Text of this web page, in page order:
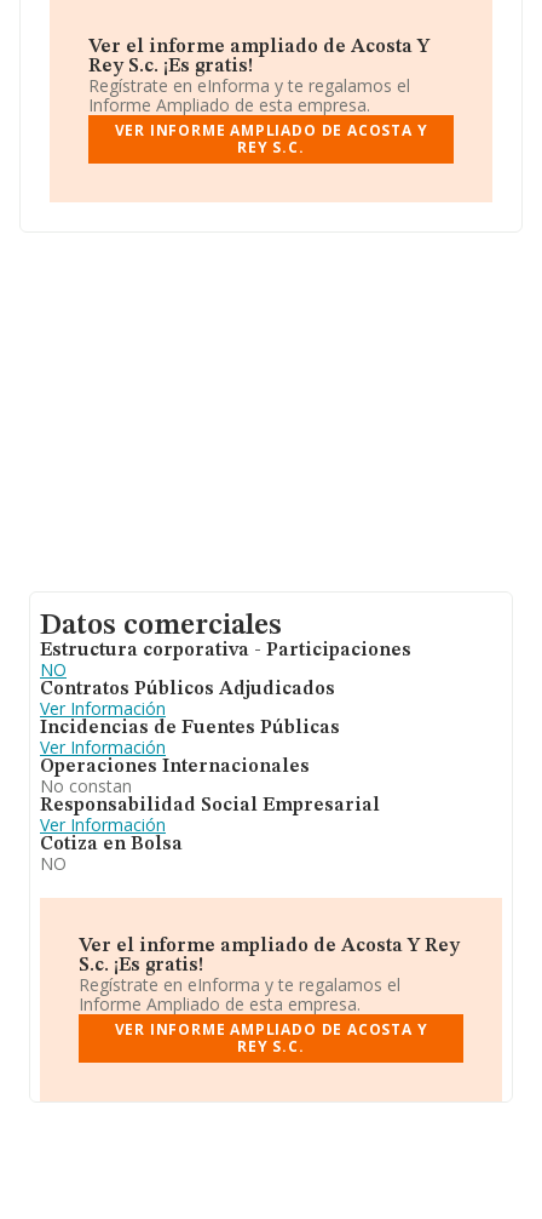
Ver el informe ampliado de Acosta Y
Rey S.c. ¡Es gratis!
Regístrate en eInforma y te regalamos el
Informe Ampliado de esta empresa.
VER INFORME AMPLIADO DE ACOSTA Y
REY S.C.
Datos comerciales
Estructura corporativa - Participaciones
NO
Contratos Públicos Adjudicados
Ver Información
Incidencias de Fuentes Públicas
Ver Información
Operaciones Internacionales
No constan
Responsabilidad Social Empresarial
Ver Información
Cotiza en Bolsa
NO
Ver el informe ampliado de Acosta Y Rey
S.c. ¡Es gratis!
Regístrate en eInforma y te regalamos el
Informe Ampliado de esta empresa.
VER INFORME AMPLIADO DE ACOSTA Y
REY S.C.